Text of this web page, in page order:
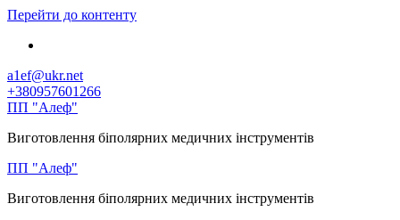
Перейти до контенту
a1ef@ukr.net
+380957601266
ПП "Алеф"
Виготовлення біполярних медичних інструментів
ПП "Алеф"
Виготовлення біполярних медичних інструментів